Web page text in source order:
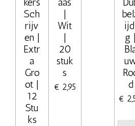
Sch
rijv
en |
Extr
a
Gro
ot |
12
Stu
ks
|
Wit
|
20
stuk
s
€ 2,95
g |
d
€